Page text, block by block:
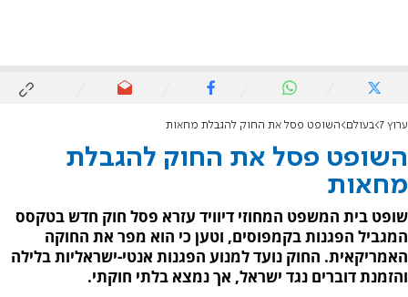
ערוץ 7 בעולם השופט פסל את החוק להגבלת מחאות
השופט פסל את החוק להגבלת
מחאות
שופט בית המשפט המחוזי דיוויד עזרא פסל חוק חדש בטקסס
המגביל הפגנות בקמפוסים, וטען כי הוא מפר את החוקה
האמריקאית. החוק נועד למנוע הפגנות אנטי-ישראליות בלילה
והזמנת דוברים נגד ישראל, אך נמצא בלתי חוקתי.